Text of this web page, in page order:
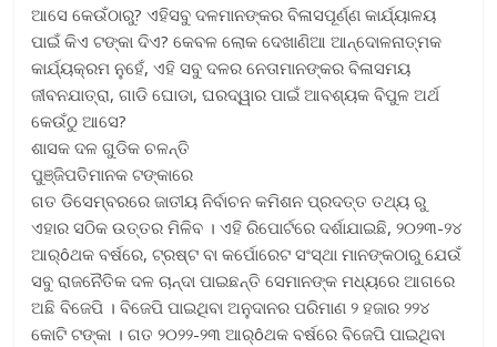
ଆସେ କେଉଁଠାରୁ? ଏହିସବୁ ଦଳମାନଙ୍କର ବିଳାସପୂର୍ଣ୍ଣ କାର୍ଯ୍ୟାଳୟ
ପାଇଁ କିଏ ଟଙ୍କା ଦିଏ? କେବଳ ଲୋକ ଦେଖାଣିଆ ଆନ୍ଦୋଳନାତ୍ମକ
କାର୍ଯ୍ୟକ୍ରମ ନୁହେଁ, ଏହି ସବୁ ଦଳର ନେତାମାନଙ୍କର ବିଳାସମୟ
ଜୀବନଯାତ୍ରା, ଗାଡି ଘୋଡା, ଘରଦ୍ୱାର ପାଇଁ ଆବଶ୍ୟକ ବିପୁଳ ଅର୍ଥ
କେଉଁଠୁ ଆସେ?
ଶାସକ ଦଳ ଗୁଡିକ ଚଳନ୍ତି
ପୁଞ୍ଜିପତିମାନକ ଟଙ୍କାରେ
ଗତ ଡିସେମ୍ବରରେ ଜାତୀୟ ନିର୍ବାଚନ କମିଶନ ପ୍ରଦତ୍ତ ତଥ୍ୟ ରୁ
ଏହାର ସଠିକ ଉତ୍ତର ମିଳିବ । ଏହି ରିପୋର୍ଟରେ ଦର୍ଶାଯାଇଛି, ୨୦୨୩-୨୪
ଆର୍ôଥକ ବର୍ଷରେ, ଟ୍ରଷ୍ଟ ବା କର୍ପୋରେଟ ସଂସ୍ଥା ମାନଙ୍କଠାରୁ ଯେଉଁ
ସବୁ ରାଜନୈତିକ ଦଳ ଚାନ୍ଦା ପାଇଛନ୍ତି ସେମାନଙ୍କ ମଧ୍ୟରେ ଆଗରେ
ଅଛି ବିଜେପି । ବିଜେପି ପାଇଥିବା ଅନୁଦାନର ପରିମାଣ ୨ ହଜାର ୨୨୪
କୋଟି ଟଙ୍କା । ଗତ ୨୦୨୨-୨୩ ଆର୍ôଥକ ବର୍ଷରେ ବିଜେପି ପାଇଥିବା